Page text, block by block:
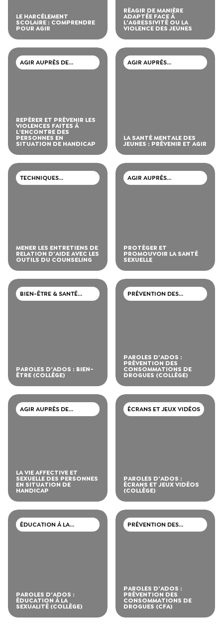
LE HARCÈLEMENT
SCOLAIRE : COMPRENDRE
POUR AGIR
RÉAGIR DE MANIÈRE
ADAPTÉE FACE À
L'AGRESSIVITÉ OU LA
VIOLENCE DES JEUNES
AGIR AUPRÈS DE
PERSONNES EN
REPÉRER ET PRÉVENIR LES
VIOLENCES FAITES À
L’ENCONTRE DES
PERSONNES EN
SITUATION DE HANDICAP
AGIR AUPRÈS
D’ADOLESCENTS ET DE
LA SANTÉ MENTALE DES
JEUNES : PRÉVENIR ET AGIR
TECHNIQUES
PROFESSIONNELLES
MENER LES ENTRETIENS DE
RELATION D'AIDE AVEC LES
OUTILS DU COUNSELING
AGIR AUPRÈS
D’ADOLESCENTS ET DE
PROTÉGER ET
PROMOUVOIR LA SANTÉ
SEXUELLE
BIEN-ÊTRE & SANTÉ
MENTALE
PAROLES D'ADOS : BIEN-
ÊTRE (COLLÈGE)
PRÉVENTION DES
CONSOMMATIONS DE
PAROLES D'ADOS :
PRÉVENTION DES
CONSOMMATIONS DE
DROGUES (COLLÈGE)
AGIR AUPRÈS DE
PERSONNES EN
LA VIE AFFECTIVE ET
SEXUELLE DES PERSONNES
EN SITUATION DE
HANDICAP
ÉCRANS ET JEUX VIDÉOS
PAROLES D'ADOS :
ÉCRANS ET JEUX VIDÉOS
(COLLÈGE)
ÉDUCATION À LA
SEXUALITÉ
PAROLES D'ADOS :
ÉDUCATION À LA
SEXUALITÉ (COLLÈGE)
PRÉVENTION DES
CONSOMMATIONS DE
PAROLES D'ADOS :
PRÉVENTION DES
CONSOMMATIONS DE
DROGUES (CFA)